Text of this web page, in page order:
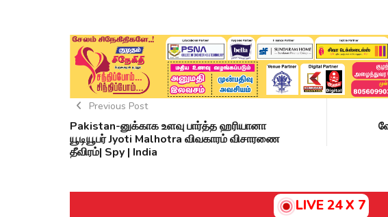
Previous Post
Pakistan-னுக்காக உளவு பார்த்த ஹரியானா
யூடியூபர் Jyoti Malhotra விவகாரம் விசாரணை
தீவிரம்| Spy | India
LIVE 24 X 7